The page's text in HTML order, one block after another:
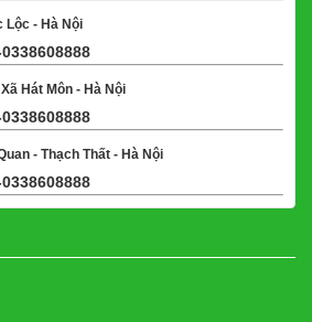
Lộc - Hà Nội
Hát Môn - Hà Nội
- Thạch Thất - Hà Nội